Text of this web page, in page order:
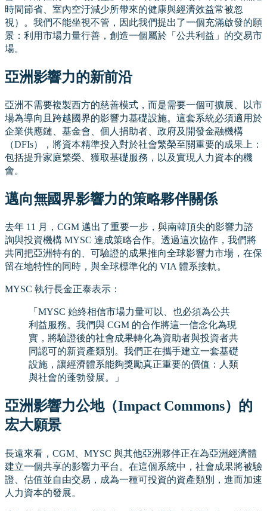
時間節省、室內空汙減少所帶來的健康與經濟效益常被忽
視）。我們不能坐視不管，因此我們提出了一個充滿啟發的願
景：利用市場力量行善，創造一個屬於「公共利益」的交易市
場。
亞洲影響力的新前沿
亞洲不需要複製西方的慈善模式，而是需要一個可擴展、以市
場為導向且跨越國界的影響力基礎設施。這套系統必須適用於
企業供應鏈、基金會、個人捐助者、政府及開發金融機構
（DFIs），將資本精準投入對於社會繁榮至關重要的成果上：
包括提升家庭繁榮、獲取基礎服務，以及實現人力資本的機
會。
邁向無國界影響力的策略夥伴關係
去年 11 月，CGM 邁出了重要一步，與南韓頂尖的影響力諮
詢與投資機構 MYSC 達成策略合作。透過這次協作，我們將
共同把亞洲特有的、可驗證的成果推向全球影響力市場，在保
留在地特性的同時，與全球標準化的 VIA 體系接軌。
MYSC 執行長金正泰表示：
「MYSC 始終相信市場力量可以、也必須為公共
利益服務。我們與 CGM 的合作將這一信念化為現
實，將驗證後的社會成果轉化為資助者與投資者共
同認可的新資產類別。我們正在攜手建立一套基礎
設施，讓經濟體系能夠獎勵真正重要的價值：人類
與社會的蓬勃發展。」
亞洲影響力公地（Impact Commons）的
宏大願景
長遠來看，CGM、MYSC 與其他亞洲夥伴正在為亞洲經濟體
建立一個共享的影響力平台。在這個系統中，社會成果將被驗
證、估值並自由交易，成為一種可投資的資產類別，進而加速
人力資本的發展。